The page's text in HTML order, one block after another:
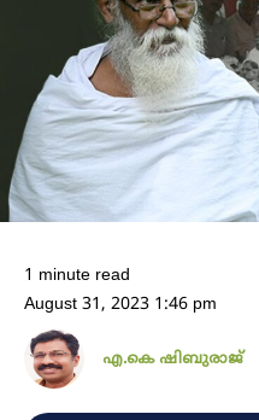
1 minute read
August 31, 2023 1:46 pm
എ.കെ ഷിബുരാജ്